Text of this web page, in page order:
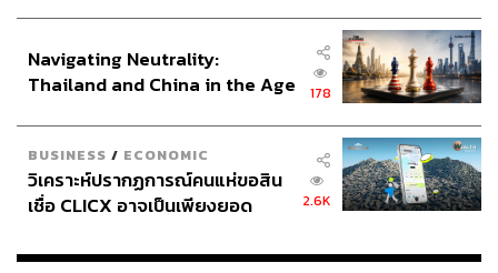
Navigating Neutrality:
Thailand and China in the Age
178
BUSINESS / ECONOMIC
วิเคราะห์ปรากฏการณ์คนแห่ขอสิน
เชื่อ CLICX อาจเป็นเพียงยอด
เรือนไทยที่ถูกซุกไว้
2.6K